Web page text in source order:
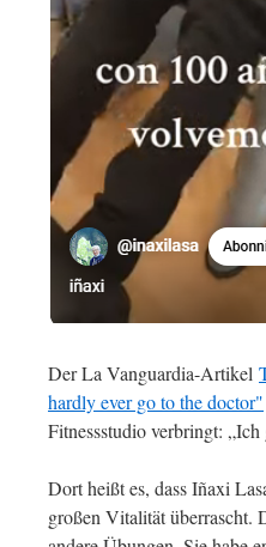
Der La Vanguardia-Artikel
hardly ever go to the doctor"
Fitnessstudio verbringt:
Dort heißt es, dass Iñaxi
großen Vitalität überrascht.